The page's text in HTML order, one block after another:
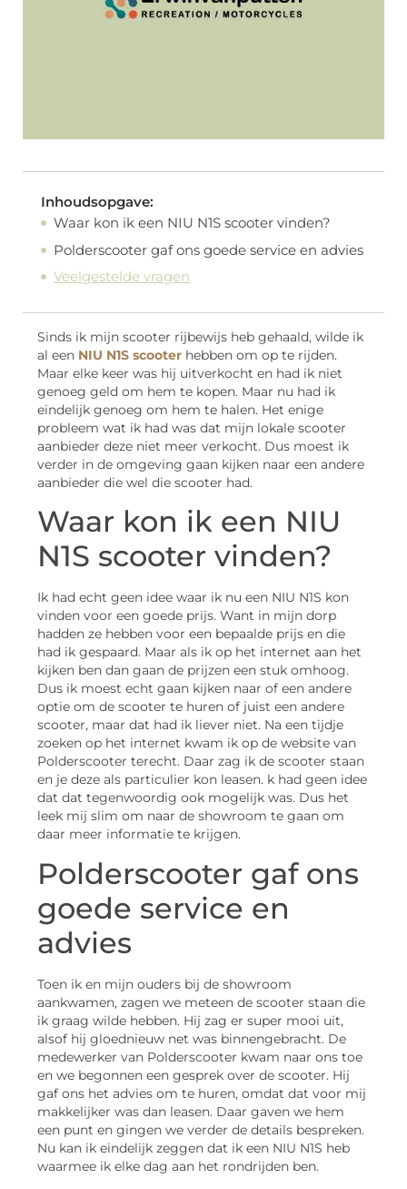
Inhoudsopgave:
Waar kon ik een NIU N1S scooter vinden?
Polderscooter gaf ons goede service en advies
Veelgestelde vragen
Sinds ik mijn scooter rijbewijs heb gehaald, wilde ik
al een NIU N1S scooter hebben om op te rijden.
Maar elke keer was hij uitverkocht en had ik niet
genoeg geld om hem te kopen. Maar nu had ik
eindelijk genoeg om hem te halen. Het enige
probleem wat ik had was dat mijn lokale scooter
aanbieder deze niet meer verkocht. Dus moest ik
verder in de omgeving gaan kijken naar een andere
aanbieder die wel die scooter had.
Waar kon ik een NIU
N1S scooter vinden?
Ik had echt geen idee waar ik nu een NIU N1S kon
vinden voor een goede prijs. Want in mijn dorp
hadden ze hebben voor een bepaalde prijs en die
had ik gespaard. Maar als ik op het internet aan het
kijken ben dan gaan de prijzen een stuk omhoog.
Dus ik moest echt gaan kijken naar of een andere
optie om de scooter te huren of juist een andere
scooter, maar dat had ik liever niet. Na een tijdje
zoeken op het internet kwam ik op de website van
Polderscooter terecht. Daar zag ik de scooter staan
en je deze als particulier kon leasen. k had geen idee
dat dat tegenwoordig ook mogelijk was. Dus het
leek mij slim om naar de showroom te gaan om
daar meer informatie te krijgen.
Polderscooter gaf ons
goede service en
advies
Toen ik en mijn ouders bij de showroom
aankwamen, zagen we meteen de scooter staan die
ik graag wilde hebben. Hij zag er super mooi uit,
alsof hij gloednieuw net was binnengebracht. De
medewerker van Polderscooter kwam naar ons toe
en we begonnen een gesprek over de scooter. Hij
gaf ons het advies om te huren, omdat dat voor mij
makkelijker was dan leasen. Daar gaven we hem
een punt en gingen we verder de details bespreken.
Nu kan ik eindelijk zeggen dat ik een NIU N1S heb
waarmee ik elke dag aan het rondrijden ben.